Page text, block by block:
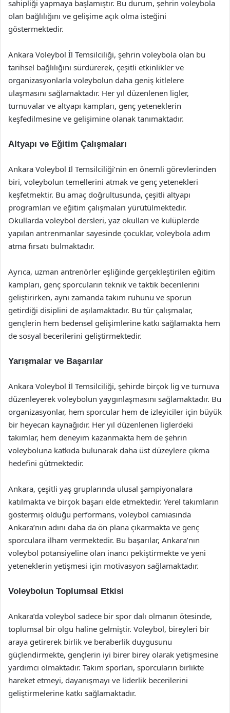
sahipliği yapmaya başlamıştır. Bu durum, şehrin voleybola
olan bağlılığını ve gelişime açık olma isteğini
göstermektedir.
Ankara Voleybol İl Temsilciliği, şehrin voleybola olan bu
tarihsel bağlılığını sürdürerek, çeşitli etkinlikler ve
organizasyonlarla voleybolun daha geniş kitlelere
ulaşmasını sağlamaktadır. Her yıl düzenlenen ligler,
turnuvalar ve altyapı kampları, genç yeteneklerin
keşfedilmesine ve gelişimine olanak tanımaktadır.
Altyapı ve Eğitim Çalışmaları
Ankara Voleybol İl Temsilciliği’nin en önemli görevlerinden
biri, voleybolun temellerini atmak ve genç yetenekleri
keşfetmektir. Bu amaç doğrultusunda, çeşitli altyapı
programları ve eğitim çalışmaları yürütülmektedir.
Okullarda voleybol dersleri, yaz okulları ve kulüplerde
yapılan antrenmanlar sayesinde çocuklar, voleybola adım
atma fırsatı bulmaktadır.
Ayrıca, uzman antrenörler eşliğinde gerçekleştirilen eğitim
kampları, genç sporcuların teknik ve taktik becerilerini
geliştirirken, aynı zamanda takım ruhunu ve sporun
getirdiği disiplini de aşılamaktadır. Bu tür çalışmalar,
gençlerin hem bedensel gelişimlerine katkı sağlamakta hem
de sosyal becerilerini geliştirmektedir.
Yarışmalar ve Başarılar
Ankara Voleybol İl Temsilciliği, şehirde birçok lig ve turnuva
düzenleyerek voleybolun yaygınlaşmasını sağlamaktadır. Bu
organizasyonlar, hem sporcular hem de izleyiciler için büyük
bir heyecan kaynağıdır. Her yıl düzenlenen liglerdeki
takımlar, hem deneyim kazanmakta hem de şehrin
voleyboluna katkıda bulunarak daha üst düzeylere çıkma
hedefini gütmektedir.
Ankara, çeşitli yaş gruplarında ulusal şampiyonalara
katılmakta ve birçok başarı elde etmektedir. Yerel takımların
göstermiş olduğu performans, voleybol camiasında
Ankara’nın adını daha da ön plana çıkarmakta ve genç
sporculara ilham vermektedir. Bu başarılar, Ankara’nın
voleybol potansiyeline olan inancı pekiştirmekte ve yeni
yeteneklerin yetişmesi için motivasyon sağlamaktadır.
Voleybolun Toplumsal Etkisi
Ankara’da voleybol sadece bir spor dalı olmanın ötesinde,
toplumsal bir olgu haline gelmiştir. Voleybol, bireyleri bir
araya getirerek birlik ve beraberlik duygusunu
güçlendirmekte, gençlerin iyi birer birey olarak yetişmesine
yardımcı olmaktadır. Takım sporları, sporcuların birlikte
hareket etmeyi, dayanışmayı ve liderlik becerilerini
geliştirmelerine katkı sağlamaktadır.